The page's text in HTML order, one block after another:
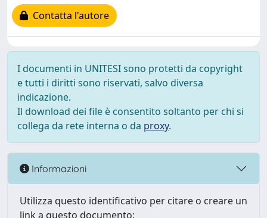
Contatta l'autore
I documenti in UNITESI sono protetti da copyright
e tutti i diritti sono riservati, salvo diversa
indicazione.
Il download dei file è consentito soltanto per chi si
collega da rete interna o da proxy.
Informazioni
Utilizza questo identificativo per citare o creare un
link a questo documento: